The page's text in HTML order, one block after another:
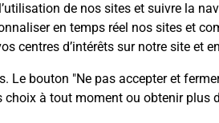
de nos sites et suivre la
en temps réel nos sites et
centres d’intérêts sur notre site et
Le bouton "Ne pas accepter et
à tout moment ou obtenir plus